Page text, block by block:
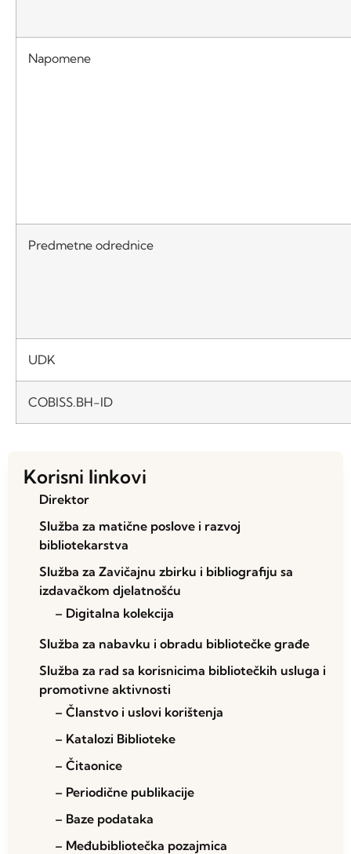
Napomene
Predmetne odrednice
UDK
COBISS.BH-ID
Korisni linkovi
Direktor
Služba za matične poslove i razvoj
bibliotekarstva
Služba za Zavičajnu zbirku i bibliografiju sa
izdavačkom djelatnošću
– Digitalna kolekcija
Služba za nabavku i obradu bibliotečke građe
Služba za rad sa korisnicima bibliotečkih usluga i
promotivne aktivnosti
– Članstvo i uslovi korištenja
– Katalozi Biblioteke
– Čitaonice
– Periodične publikacije
– Baze podataka
– Međubibliotečka pozajmica